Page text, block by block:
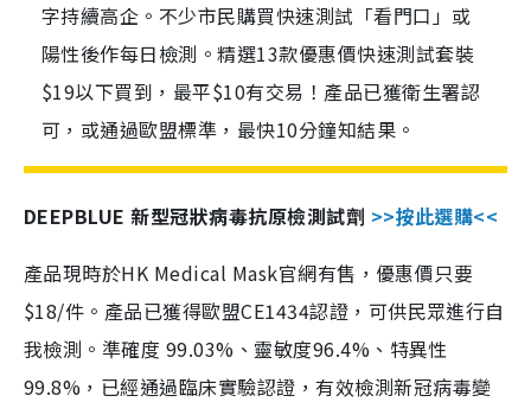
字持續高企。不少市民購買快速測試「看門口」或
陽性後作每日檢測。精選13款優惠價快速測試套裝
$19以下買到，最平$10有交易！產品已獲衛生署認
可，或通過歐盟標準，最快10分鐘知結果。
DEEPBLUE 新型冠狀病毒抗原檢測試劑 >>按此選購<<
產品現時於HK Medical Mask官網有售，優惠價只要
$18/件。產品已獲得歐盟CE1434認證，可供民眾進行自
我檢測。準確度 99.03%、靈敏度96.4%、特異性
99.8%，已經通過臨床實驗認證，有效檢測新冠病毒變